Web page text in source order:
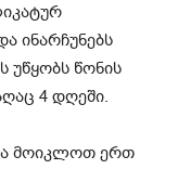
ინარჩუნებს
უწყობს წონის
4 დღეში.
მოიკლოთ ერთ